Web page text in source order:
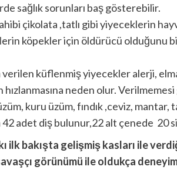
sağlık sorunları baş gösterebilir.
çikolata ,tatlı gibi yiyeceklerin
köpekler için öldürücü olduğunu
verilen küflenmiş yiyecekler alerji,
hızlanmasına neden olur.
kuru üzüm, fındık ,ceviz, mantar,
adet diş bulunur,22 alt çenede 20
ilk bakışta gelişmiş kasları ile
görünümü ile oldukça